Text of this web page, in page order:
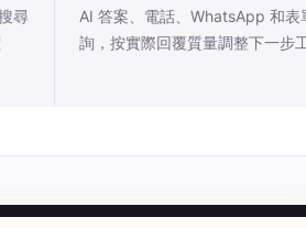
尋
AI 答案、電話、WhatsApp 和表
詢，按實際回覆質量調整下一步工